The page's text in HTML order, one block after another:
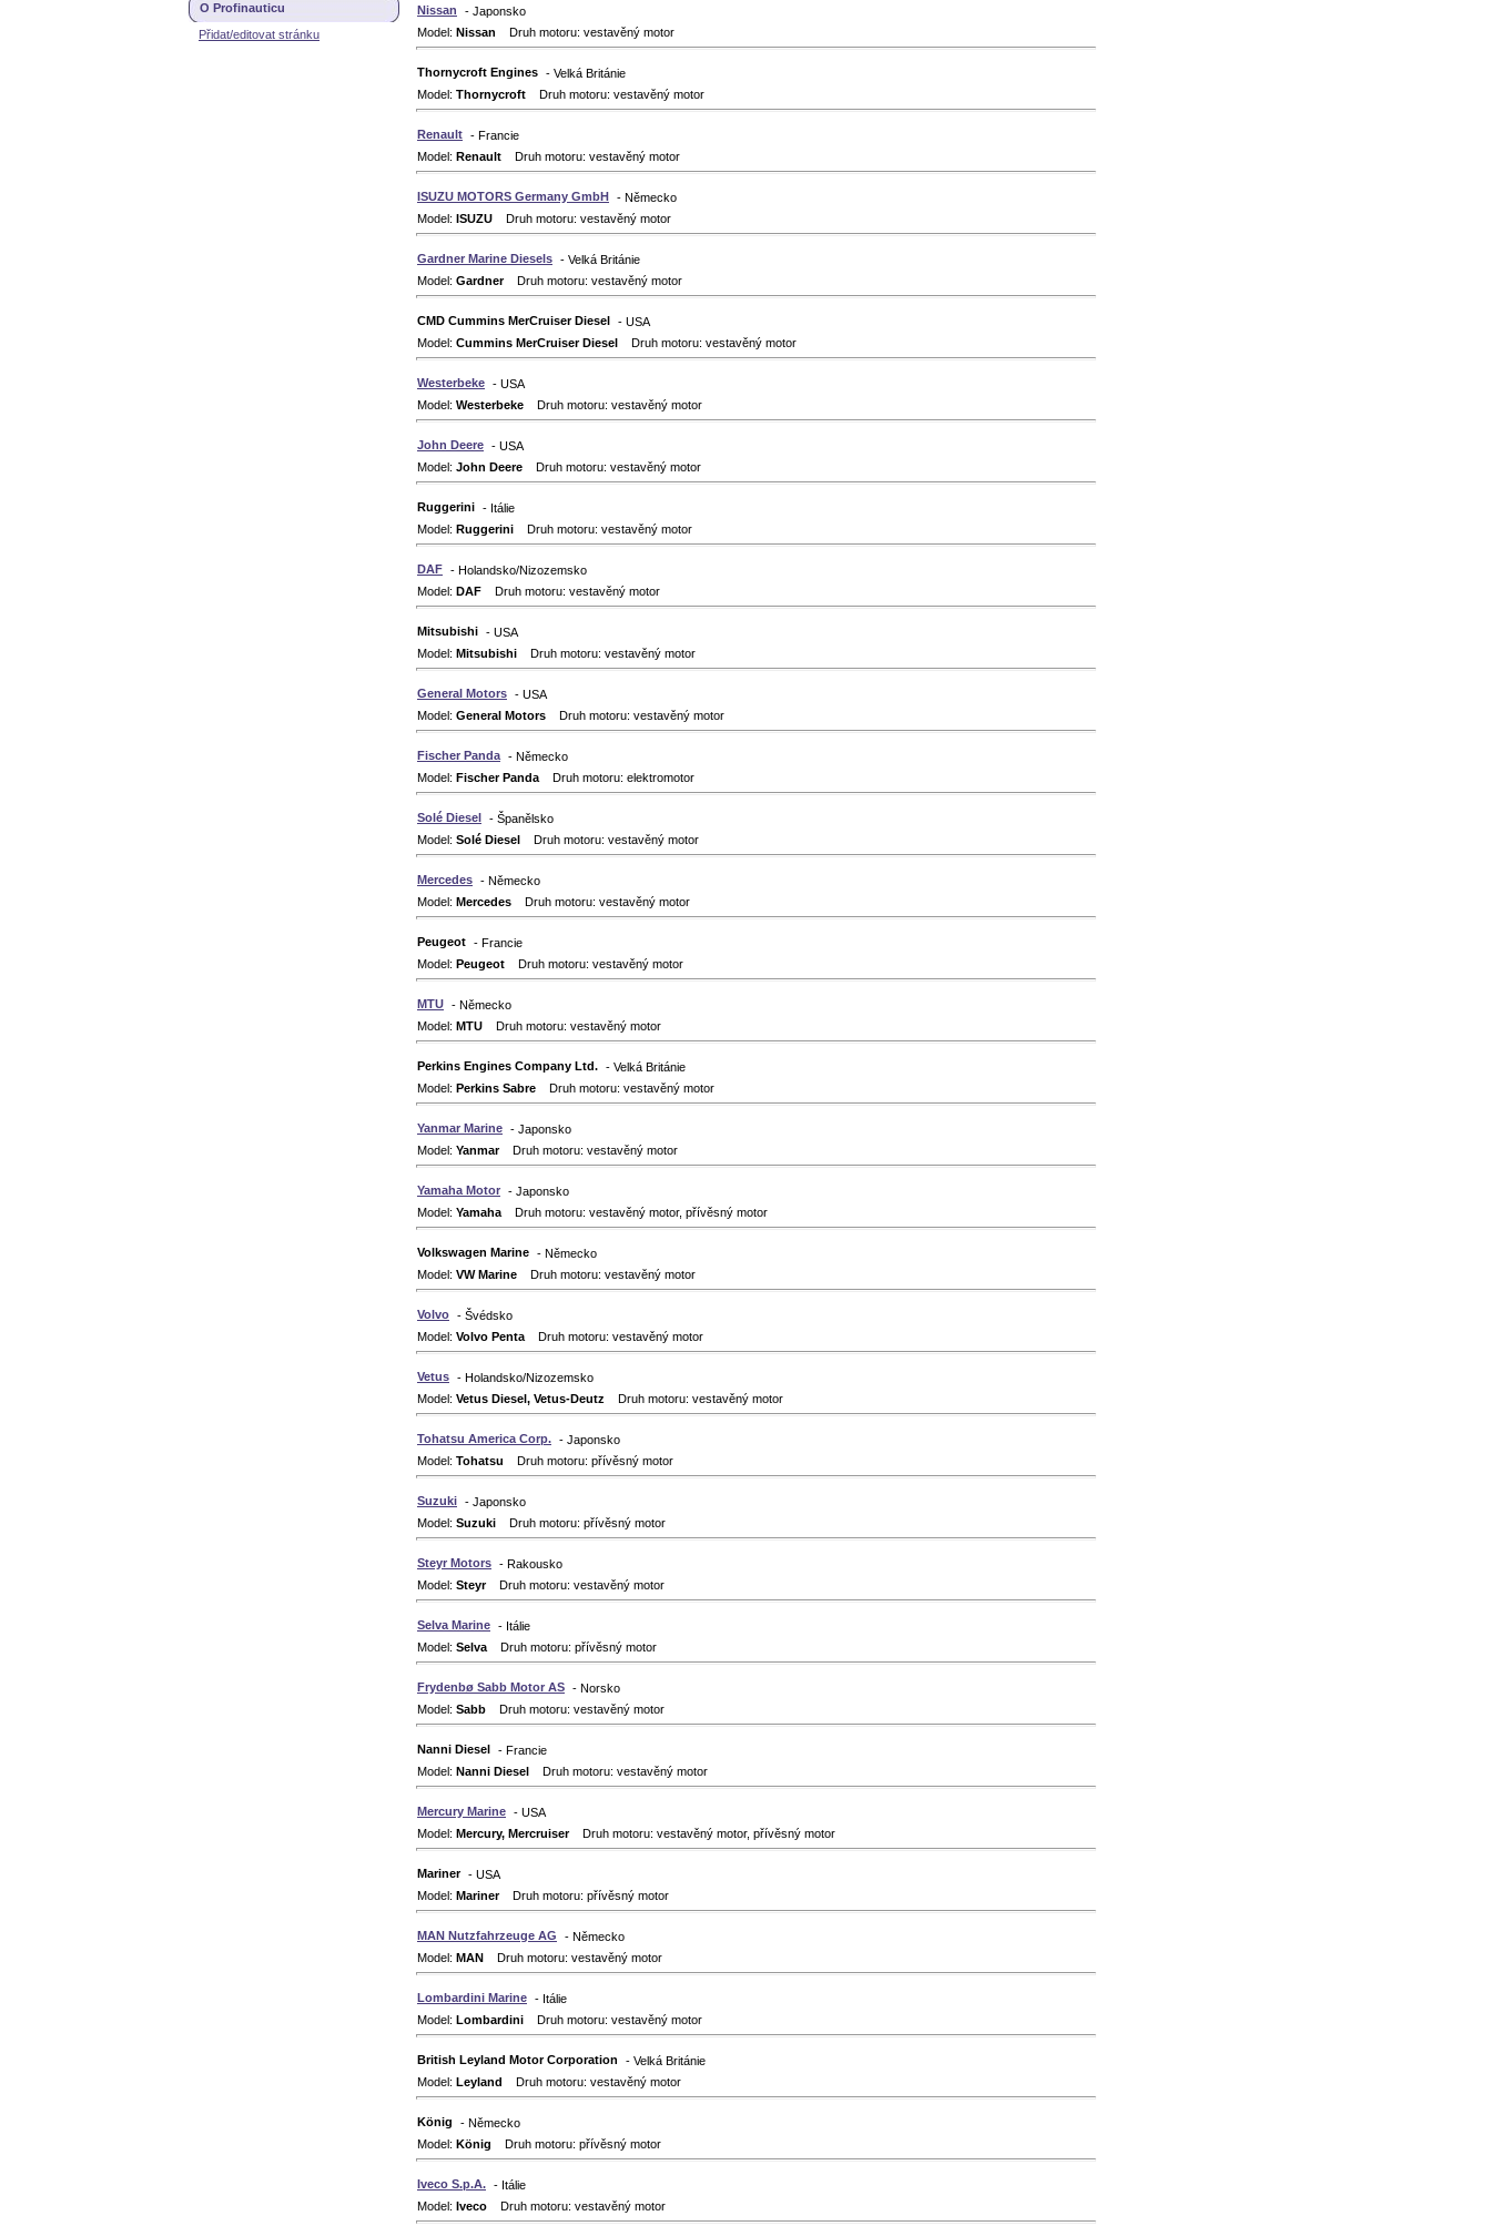
O Profinauticu
Přidat/editovat stránku
Nissan
- Japonsko
Model: Nissan Druh motoru: vestavěný motor
Thornycroft Engines - Velká Británie
Model: Thornycroft Druh motoru: vestavěný motor
Renault - Francie
Model: Renault Druh motoru: vestavěný motor
ISUZU MOTORS Germany GmbH - Německo
Model: ISUZU Druh motoru: vestavěný motor
Gardner Marine Diesels - Velká Británie
Model: GardnerDruh motoru: vestavěný motor
CMD Cummins MerCruiser Diesel - USA
Model: Cummins MerCruiser Diesel Druh motoru: vestavěný motor
Westerbeke - USA
Model: Westerbeke Druh motoru: vestavěný motor
John Deere - USA
Model: John Deere Druh motoru: vestavěný motor
Ruggerini - Itálie
Model: Ruggerini Druh motoru: vestavěný motor
DAF - Holandsko/Nizozemsko
Model: DAF Druh motoru: vestavěný motor
Mitsubishi - USA
Model: Mitsubishi Druh motoru: vestavěný motor
General Motors - USA
Model: General Motors Druh motoru: vestavěný motor
Fischer Panda - Německo
Model: Fischer Panda Druh motoru: elektromotor
Solé Diesel - Španělsko
Model: Solé Diesel Druh motoru: vestavěný motor
Mercedes - Německo
Model: Mercedes Druh motoru: vestavěný motor
Peugeot - Francie
Model: Peugeot Druh motoru: vestavěný motor
MTU - Německo
Model: MTU Druh motoru: vestavěný motor
Perkins Engines Company Ltd. - Velká Británie
Model: Perkins Sabre Druh motoru: vestavěný motor
Yanmar Marine - Japonsko
Model: YanmarDruh motoru: vestavěný motor
Yamaha Motor - Japonsko
Model: Yamaha Druh motoru: vestavěný motor, přívěsný motor
Volkswagen Marine - Německo
Model: VW Marine Druh motoru: vestavěný motor
Volvo - Švédsko
Model: Volvo Penta Druh motoru: vestavěný motor
Vetus - Holandsko/Nizozemsko
Model: Vetus Diesel, Vetus-Deutz Druh motoru: vestavěný motor
Tohatsu America Corp. - Japonsko
Model: Tohatsu Druh motoru: přívěsný motor
Suzuki - Japonsko
Model: Suzuki Druh motoru: přívěsný motor
Steyr Motors - Rakousko
Model: SteyrDruh motoru: vestavěný motor
Selva Marine - Itálie
Model: Selva Druh motoru: přívěsný motor
Frydenbø Sabb Motor AS - Norsko
Model: Sabb Druh motoru: vestavěný motor
Nanni Diesel - Francie
Model: Nanni Diesel Druh motoru: vestavěný motor
Mercury Marine - USA
Model: Mercury, MercruiserDruh motoru: vestavěný motor, přívěsný motor
Mariner - USA
Model: MarinerDruh motoru: přívěsný motor
MAN Nutzfahrzeuge AG
- Německo
Model: MAN Druh motoru: vestavěný motor
Lombardini Marine - Itálie
Model: Lombardini Druh motoru: vestavěný motor
British Leyland Motor Corporation
- Velká Británie
Model: Leyland Druh motoru: vestavěný motor
König
- Německo
Model: König Druh motoru: přívěsný motor
Iveco S.p.A. - Itálie
Model: Iveco Druh motoru: vestavěný motor